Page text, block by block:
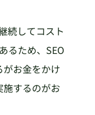
続してコスト
るため、SEO
お金をかけ
するのがお